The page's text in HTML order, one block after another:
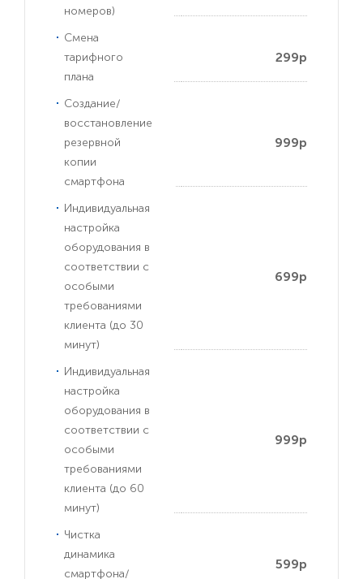
номеров)
Смена
тарифного
плана
299р
Создание/
восстановление
резервной
копии
смартфона
999р
Индивидуальная
настройка
оборудования в
соответствии с
особыми
требованиями
клиента (до 30
минут)
699р
Индивидуальная
настройка
оборудования в
соответствии с
особыми
требованиями
клиента (до 60
минут)
999р
Чистка
динамика
смартфона/
599р